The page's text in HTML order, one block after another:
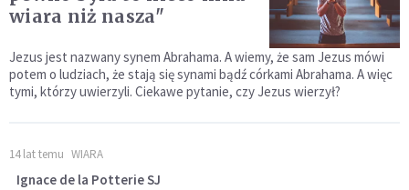
wiara niż nasza"
Jezus jest nazwany synem Abrahama. A wiemy, że sam Jezus mówi
potem o ludziach, że stają się synami bądź córkami Abrahama. A więc
tymi, którzy uwierzyli. Ciekawe pytanie, czy Jezus wierzył?
14 lat temu WIARA
Ignace de la Potterie SJ